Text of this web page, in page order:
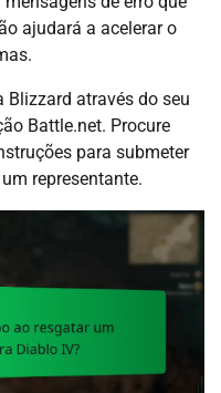
ajudará a acelerar o
Blizzard através do seu
Battle.net. Procure
para submeter
representante.